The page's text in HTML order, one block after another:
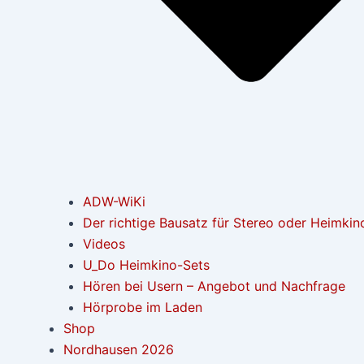
ADW-WiKi
Der richtige Bausatz für Stereo oder
Videos
U_Do Heimkino-Sets
Hören bei Usern – Angebot und Nachfrage
Hörprobe im Laden
Shop
Nordhausen 2026